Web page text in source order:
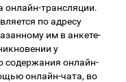
онлайн-трансляции.
по адресу
им в анкете-
у
содержания онлайн-
онлайн-чата, во